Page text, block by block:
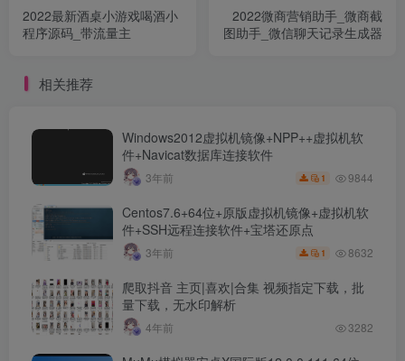
2022最新酒桌小游戏喝酒小
程序源码_带流量主
2022微商营销助手_微商截
图助手_微信聊天记录生成器
相关推荐
Windows2012虚拟机镜像+NPP++虚拟机软
件+Navicat数据库连接软件
3年前 1 9844
Centos7.6+64位+原版虚拟机镜像+虚拟机软
件+SSH远程连接软件+宝塔还原点
3年前 1 8632
爬取抖音 主页|喜欢|合集 视频指定下载，批
量下载，无水印解析
4年前 3282